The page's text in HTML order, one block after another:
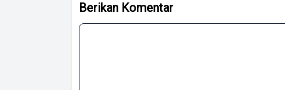
Berikan Komentar